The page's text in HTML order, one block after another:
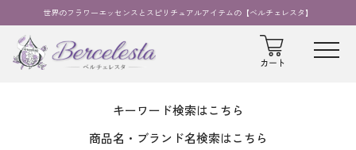
世界のフラワーエッセンスとスピリチュアルアイテムの【ベルチェレスタ】
キーワード検索はこちら
商品名・ブランド名検索はこちら